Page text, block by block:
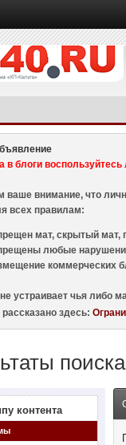
в блоги
ваше внимание, что
всех правилам:
мат, скрытый мат,
любые
коммерческих
устраивает чья либо
рассказано здесь:
поиска
контента